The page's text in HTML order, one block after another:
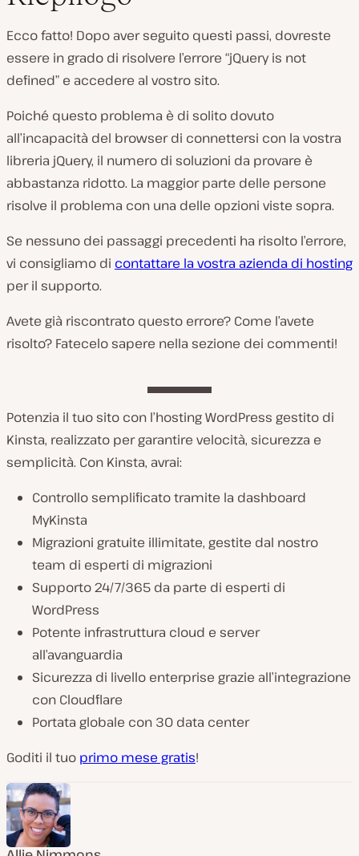
Ecco fatto! Dopo aver seguito questi passi, dovreste
essere in grado di risolvere l’errore “jQuery is not
defined” e accedere al vostro sito.
Poiché questo problema è di solito dovuto
all’incapacità del browser di connettersi con la vostra
libreria jQuery, il numero di soluzioni da provare è
abbastanza ridotto. La maggior parte delle persone
risolve il problema con una delle opzioni viste sopra.
Se nessuno dei passaggi precedenti ha risolto l’errore,
vi consigliamo di contattare la vostra azienda di hosting
per il supporto.
Avete già riscontrato questo errore? Come l’avete
risolto? Fatecelo sapere nella sezione dei commenti!
Potenzia il tuo sito con l’hosting WordPress gestito di
Kinsta, realizzato per garantire velocità, sicurezza e
semplicità. Con Kinsta, avrai:
Controllo semplificato tramite la dashboard
MyKinsta
Migrazioni gratuite illimitate, gestite dal nostro
team di esperti di migrazioni
Supporto 24/7/365 da parte di esperti di
WordPress
Potente infrastruttura cloud e server
all’avanguardia
Sicurezza di livello enterprise grazie all’integrazione
con Cloudflare
Portata globale con 30 data center
Goditi il tuo primo mese gratis!